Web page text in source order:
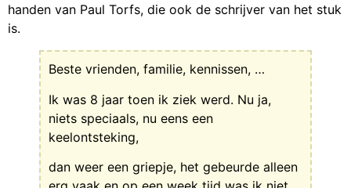
handen van Paul Torfs, die ook de schrijver van het stuk
is.
Beste vrienden, familie, kennissen, …
Ik was 8 jaar toen ik ziek werd. Nu ja,
niets speciaals, nu eens een
keelontsteking,
dan weer een griepje, het gebeurde alleen